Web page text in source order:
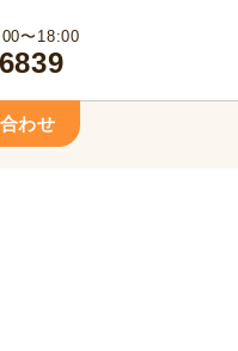
わせ
〜18:00